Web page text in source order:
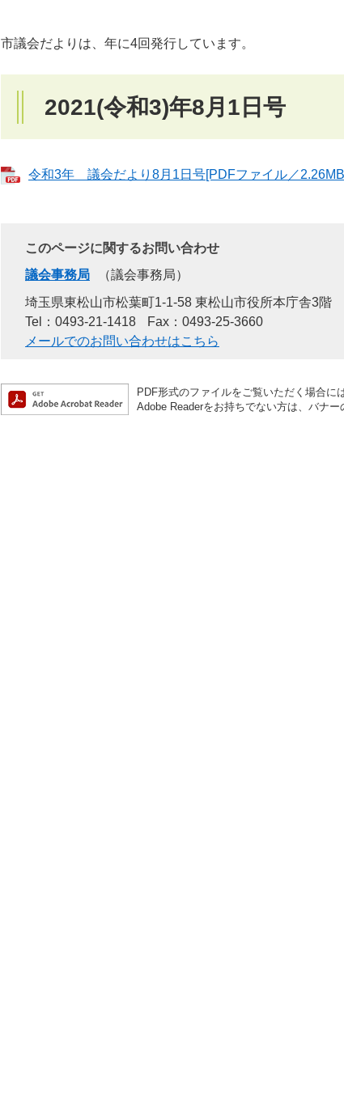
市議会だよりは、年に4回発行しています。
2021(令和3)年8月1日号
令和3年 議会だより8月1日号[PDFファイル／
このページに関するお問い合わせ
議会事務局
議会事務局
埼玉県東松山市松葉町1-1-58 東松山市役所本庁舎3階
Tel：0493-21-1418
Fax：0493-25-3660
メールでのお問い合わせはこちら
PDF形式のファイルをご覧いただく場合に
Adobe Readerをお持ちでない方は、バナ